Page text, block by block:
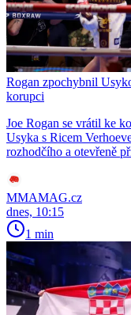
Rogan zpochybnil
korupci
Joe Rogan se vrátil ke
Usyka s Ricem
rozhodčího a otevřeně
MMAMAG.cz
dnes, 10:15
1 min